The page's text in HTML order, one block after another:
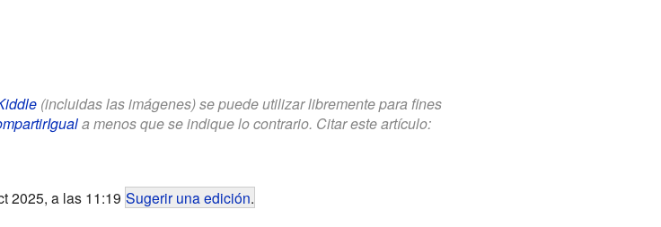
(incluidas las imágenes) se puede utilizar libremente para fines
a menos que se indique lo contrario. Citar este artículo:
2025, a las 11:19 Sugerir una edición.